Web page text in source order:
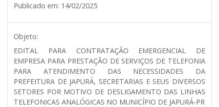
Publicado em: 14/02/2025
Objeto:
EDITAL PARA CONTRATAÇÃO EMERGENCIAL DE
EMPRESA PARA PRESTAÇÃO DE SERVIÇOS DE TELEFONIA
PARA ATENDIMENTO DAS NECESSIDADES DA
PREFEITURA DE JAPURÁ, SECRETARIAS E SEUS DIVERSOS
SETORES POR MOTIVO DE DESLIGAMENTO DAS LINHAS
TELEFONICAS ANALÓGICAS NO MUNICÍPIO DE JAPURÁ-PR